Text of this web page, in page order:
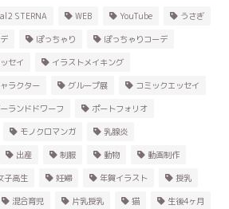
STERNA WEB YouTube うさぎ
ぽっちゃり ぽっちゃりコーデ
セイ イラストメイキング
ラクター グループ展 コミックエッセイ
ランドドワーフ ポートフォリオ
モノクロマンガ 乳腺炎
出産 制服 動物 動画制作
子高生 妊婦 年賀イラスト 授乳
混合育児 片乳授乳 猫 生後4ヶ月